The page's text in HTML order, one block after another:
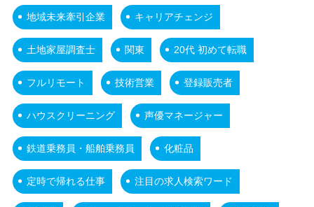
地域未来牽引企業 キャリアチェンジ
土地家屋調査士 関東 20代 初めて転職
フルリモート 技術営業 登録販売者
ハウスクリーニング 声優マネージャー
鉄道乗務員・船舶乗務員 化粧品
定時で帰れる仕事 注目の求人検索ワード